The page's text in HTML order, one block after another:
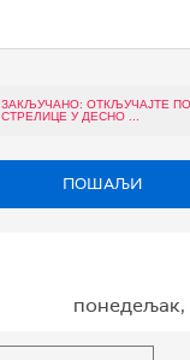
ЗАКЉУЧАНО: ОТКЉУЧАЈТЕ
СТРЕЛИЦЕ У ДЕСНО ...
ПОШАЉИ
понедељак,